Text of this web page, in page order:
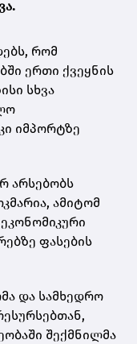
რომ
ერთი ქვეყნის
სხვა
იმპორტზე
არსებობს
ამიტომ
ფასების
და სამხედრო
შექმნილმა